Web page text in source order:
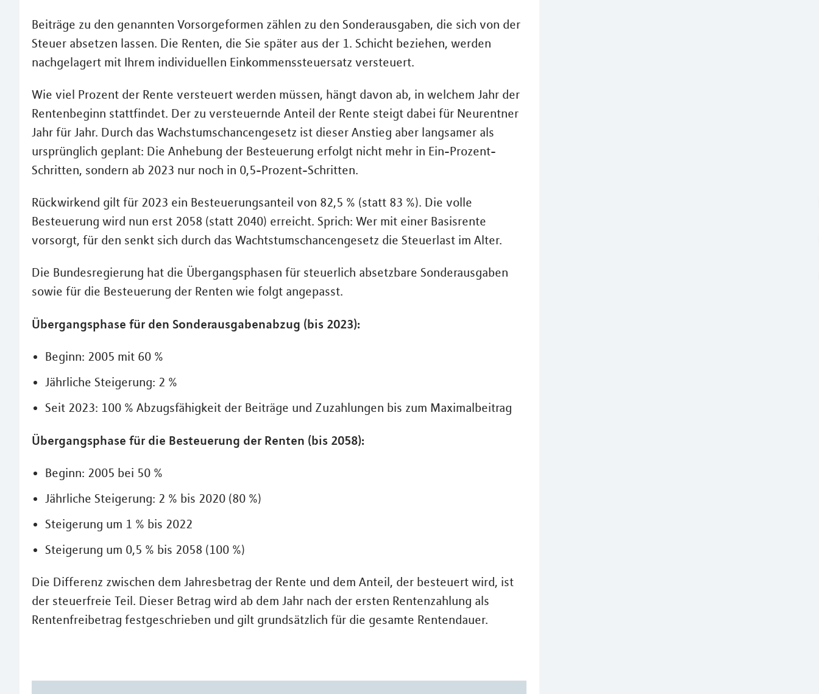
Beiträge zu den genannten Vorsorgeformen zählen zu den Sonderausgaben, die sich von der
Steuer absetzen lassen. Die Renten, die Sie später aus der 1. Schicht beziehen, werden
nachgelagert mit Ihrem individuellen Einkommenssteuersatz versteuert.
Wie viel Prozent der Rente versteuert werden müssen, hängt davon ab, in welchem Jahr der
Rentenbeginn stattfindet. Der zu versteuernde Anteil der Rente steigt dabei für Neurentner
Jahr für Jahr. Durch das Wachstumschancengesetz ist dieser Anstieg aber langsamer als
ursprünglich geplant: Die Anhebung der Besteuerung erfolgt nicht mehr in Ein-Prozent-
Schritten, sondern ab 2023 nur noch in 0,5-Prozent-Schritten.
Rückwirkend gilt für 2023 ein Besteuerungsanteil von 82,5 % (statt 83 %). Die volle
Besteuerung wird nun erst 2058 (statt 2040) erreicht. Sprich: Wer mit einer Basisrente
vorsorgt, für den senkt sich durch das Wachtstumschancengesetz die Steuerlast im Alter.
Die Bundesregierung hat die Übergangsphasen für steuerlich absetzbare Sonderausgaben
sowie für die Besteuerung der Renten wie folgt angepasst.
Übergangsphase für den Sonderausgabenabzug (bis 2023):
Beginn: 2005 mit 60 %
Jährliche Steigerung: 2 %
Seit 2023: 100 % Abzugsfähigkeit der Beiträge und Zuzahlungen bis zum Maximalbeitrag
Übergangsphase für die Besteuerung der Renten (bis 2058):
Beginn: 2005 bei 50 %
Jährliche Steigerung: 2 % bis 2020 (80 %)
Steigerung um 1 % bis 2022
Steigerung um 0,5 % bis 2058 (100 %)
Die Differenz zwischen dem Jahresbetrag der Rente und dem Anteil, der besteuert wird, ist
der steuerfreie Teil. Dieser Betrag wird ab dem Jahr nach der ersten Rentenzahlung als
Rentenfreibetrag festgeschrieben und gilt grundsätzlich für die gesamte Rentendauer.